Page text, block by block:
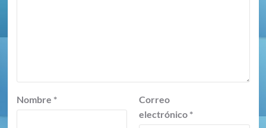
Nombre *
Correo
electrónico *